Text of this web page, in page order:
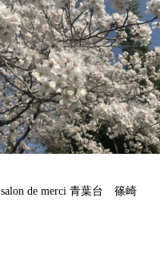
salon de merci 青葉台 篠崎